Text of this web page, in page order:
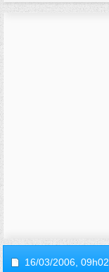
16/03/2006, 09h02